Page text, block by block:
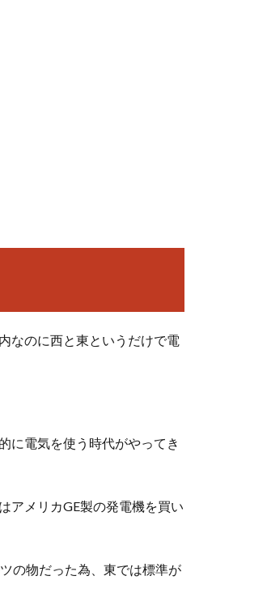
なのに西と東というだけで電
に電気を使う時代がやってき
アメリカGE製の発電機を買い
の物だった為、東では標準が